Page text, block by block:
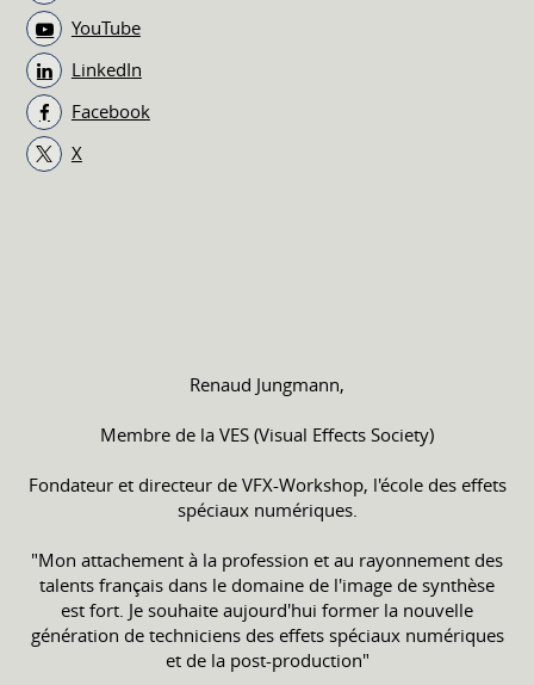
YouTube
LinkedIn
Facebook
X
Renaud Jungmann,
Membre de la VES (Visual Effects Society)
Fondateur et directeur de VFX-Workshop, l'école des effets
spéciaux numériques.
"Mon attachement à la profession et au rayonnement des
talents français dans le domaine de l'image de synthèse
est fort. Je souhaite aujourd'hui former la nouvelle
génération de techniciens des effets spéciaux numériques
et de la post-production"